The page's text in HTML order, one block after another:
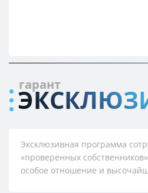
гарант
Эксклюзивная программа
«проверенных
особое отношение и